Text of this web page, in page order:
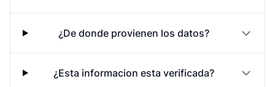
¿De donde provienen los datos?
¿Esta informacion esta verificada?